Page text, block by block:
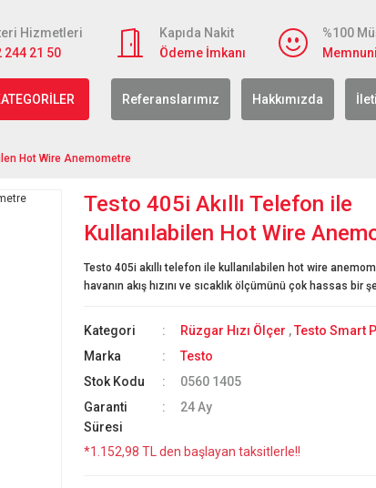
Hizmetleri
244 21 50
Kapıda Nakit
Ödeme İmkanı
%100
Referanslarımız Hakkımızda
Hot Wire Anemometre
Testo 405i Akıllı Telefon ile
Kullanılabilen Hot Wire
Testo 405i akıllı telefon ile kullanılabilen hot wire
havanın akış hızını ve sıcaklık ölçümünü çok hassas bir
Kategori Rüzgar Hızı Ölçer ,Testo Smart
Marka
Testo
Stok Kodu
0560 1405
Garanti
Süresi
24 Ay
*1.152,98 TL den başlayan taksitlerle!!